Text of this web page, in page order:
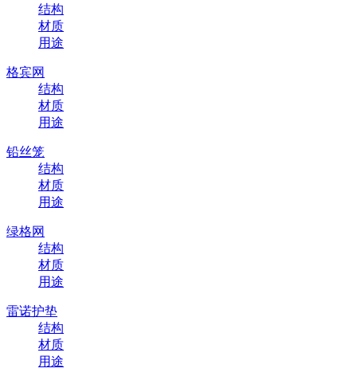
结构
材质
用途
格宾网
结构
材质
用途
铅丝笼
结构
材质
用途
绿格网
结构
材质
用途
雷诺护垫
结构
材质
用途